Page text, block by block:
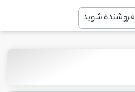
فروشنده شوید